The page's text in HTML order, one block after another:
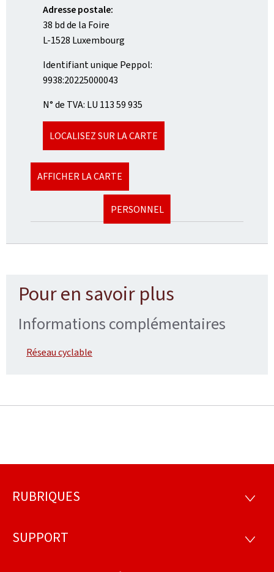
Adresse postale:
38 bd de la Foire
L-1528 Luxembourg
Identifiant unique Peppol:
9938:20225000043
N° de TVA: LU 113 59 935
LOCALISEZ SUR LA CARTE
AFFICHER LA CARTE
PERSONNEL
Pour en savoir plus
Informations complémentaires
Réseau cyclable
Pied
page
RUBRIQUES
SUPPORT